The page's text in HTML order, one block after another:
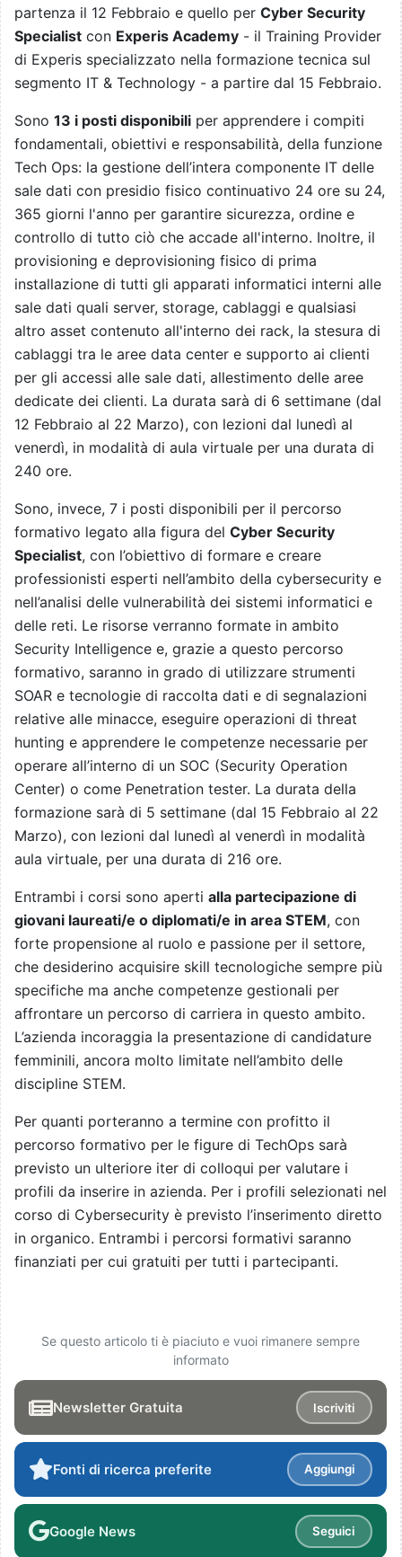
partenza il 12 Febbraio e quello per Cyber Security
Specialist con Experis Academy - il Training Provider
di Experis specializzato nella formazione tecnica sul
segmento IT & Technology - a partire dal 15 Febbraio.
Sono 13 i posti disponibili per apprendere i compiti
fondamentali, obiettivi e responsabilità, della funzione
Tech Ops: la gestione dell’intera componente IT delle
sale dati con presidio fisico continuativo 24 ore su 24,
365 giorni l'anno per garantire sicurezza, ordine e
controllo di tutto ciò che accade all'interno. Inoltre, il
provisioning e deprovisioning fisico di prima
installazione di tutti gli apparati informatici interni alle
sale dati quali server, storage, cablaggi e qualsiasi
altro asset contenuto all'interno dei rack, la stesura di
cablaggi tra le aree data center e supporto ai clienti
per gli accessi alle sale dati, allestimento delle aree
dedicate dei clienti. La durata sarà di 6 settimane (dal
12 Febbraio al 22 Marzo), con lezioni dal lunedì al
venerdì, in modalità di aula virtuale per una durata di
240 ore.
Sono, invece, 7 i posti disponibili per il percorso
formativo legato alla figura del Cyber Security
Specialist, con l’obiettivo di formare e creare
professionisti esperti nell’ambito della cybersecurity e
nell’analisi delle vulnerabilità dei sistemi informatici e
delle reti. Le risorse verranno formate in ambito
Security Intelligence e, grazie a questo percorso
formativo, saranno in grado di utilizzare strumenti
SOAR e tecnologie di raccolta dati e di segnalazioni
relative alle minacce, eseguire operazioni di threat
hunting e apprendere le competenze necessarie per
operare all’interno di un SOC (Security Operation
Center) o come Penetration tester. La durata della
formazione sarà di 5 settimane (dal 15 Febbraio al 22
Marzo), con lezioni dal lunedì al venerdì in modalità
aula virtuale, per una durata di 216 ore.
Entrambi i corsi sono aperti alla partecipazione di
giovani laureati/e o diplomati/e in area STEM, con
forte propensione al ruolo e passione per il settore,
che desiderino acquisire skill tecnologiche sempre più
specifiche ma anche competenze gestionali per
affrontare un percorso di carriera in questo ambito.
L’azienda incoraggia la presentazione di candidature
femminili, ancora molto limitate nell’ambito delle
discipline STEM.
Per quanti porteranno a termine con profitto il
percorso formativo per le figure di TechOps sarà
previsto un ulteriore iter di colloqui per valutare i
profili da inserire in azienda. Per i profili selezionati nel
corso di Cybersecurity è previsto l’inserimento diretto
in organico. Entrambi i percorsi formativi saranno
finanziati per cui gratuiti per tutti i partecipanti.
Se questo articolo ti è piaciuto e vuoi rimanere sempre
informato
Newsletter Gratuita Iscriviti
Fonti di ricerca preferite Aggiungi
Google News Seguici